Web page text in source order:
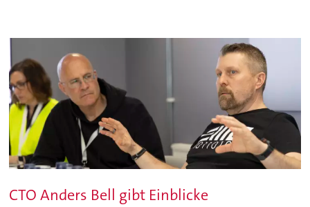
CTO Anders Bell gibt Einblicke